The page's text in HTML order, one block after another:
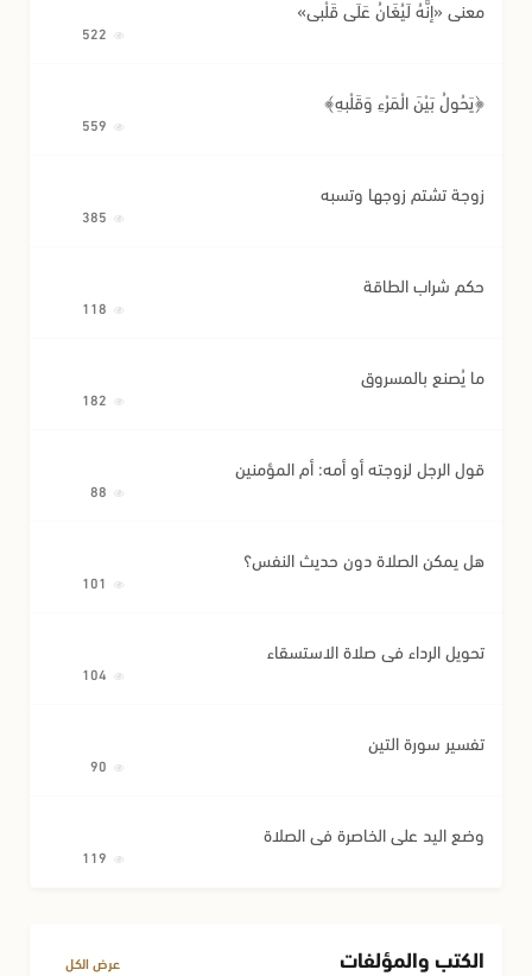
معنى «إِنَّهُ لَيُغَانُ عَلَى قَلْبِي»
﴿يَحُولُ بَيْنَ الْمَرْءِ وَقَلْبِهِ﴾
زوجة تشتم زوجها وتسبه
حكم شراب الطاقة
ما يُصنع بالمسروق
قول الرجل لزوجته أو أمه: أم المؤمنين
هل يمكن الصلاة دون حديث النفس؟
تحويل الرداء في صلاة الاستسقاء
تفسير سورة التين
وضع اليد على الخاصرة في الصلاة
الكتب والمؤلفات عرض الكل